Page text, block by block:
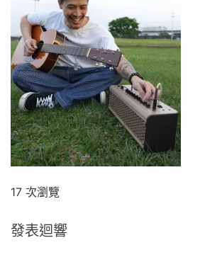
17 次瀏覽
發表迴響